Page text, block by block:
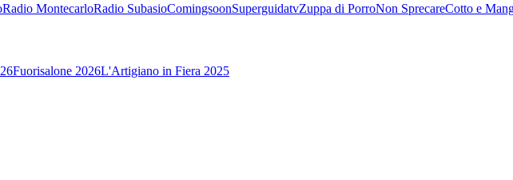
Radio MontecarloRadio SubasioComingsoonSuperguidatvZuppa di PorroNon SprecareCotto e
Fuorisalone 2026L'Artigiano in Fiera 2025